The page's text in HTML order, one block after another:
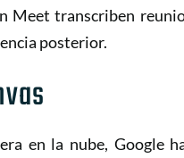
Meet transcriben
posterior.
en la nube, Google